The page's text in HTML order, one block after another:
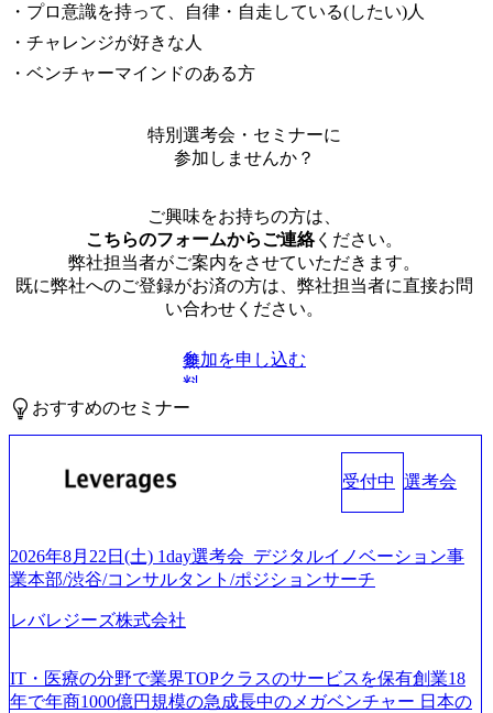
・プロ意識を持って、自律・自走している(したい)人
・チャレンジが好きな人
・ベンチャーマインドのある方
特別選考会・セミナーに
参加しませんか？
ご興味をお持ちの方は、
こちらのフォームからご連絡ください。
弊社担当者がご案内をさせていただきます。
既に弊社へのご登録がお済の方は、弊社担当者に直接お問
い合わせください。
無
料
参加を申し込む
おすすめのセミナー
受付中 選考会
2026年8月22日(土) 1day選考会_デジタルイノベーション事
業本部/渋谷/コンサルタント/ポジションサーチ
レバレジーズ株式会社
IT・医療の分野で業界TOPクラスのサービスを保有創業18
年で年商1000億円規模の急成長中のメガベンチャー 日本の